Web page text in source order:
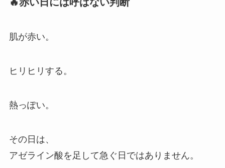
肌が赤い。
ヒリヒリする。
熱っぽい。
その日は、
アゼライン酸を足して急ぐ日ではありません。